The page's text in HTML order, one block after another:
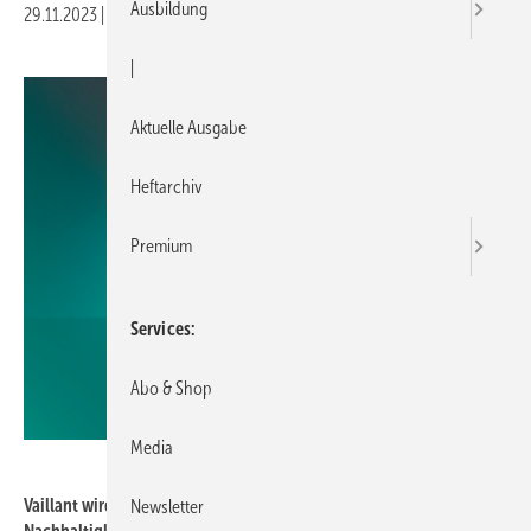
29.11.2023 Druckvorschau
Vaillant wird zum dritten Mal mit dem Deutschen
Ausbildung
Aktuelle Ausgabe
Heftarchiv
Premium
Services
Abo & Shop
Media
Newsletter